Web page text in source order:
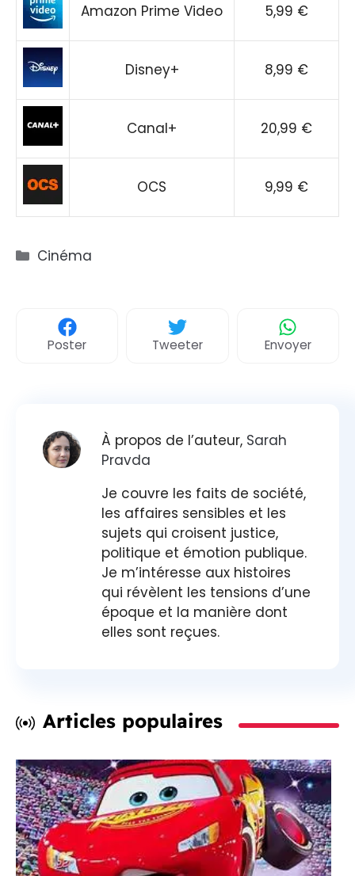
Amazon Prime Video 5,99 €
Disney+ 8,99 €
Canal+ 20,99 €
OCS 9,99 €
Catégories
Cinéma
Poster Tweeter Envoyer
À propos de l’auteur, Sarah
Pravda
Je couvre les faits de société,
les affaires sensibles et les
sujets qui croisent justice,
politique et émotion publique.
Je m’intéresse aux histoires
qui révèlent les tensions d’une
époque et la manière dont
elles sont reçues.
Articles populaires